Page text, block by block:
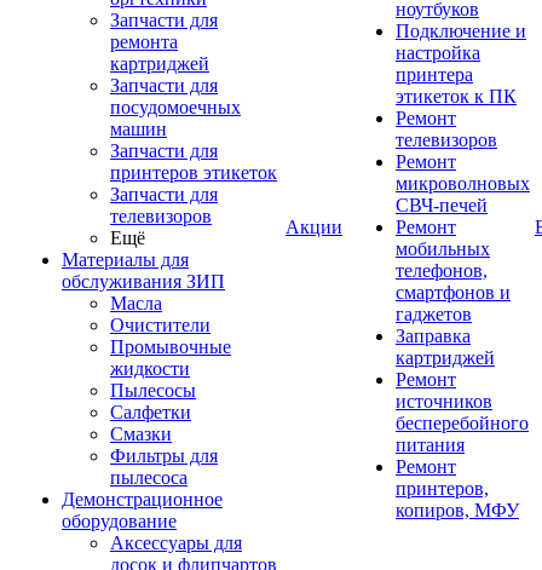
Запчасти для
ремонта
картриджей
Запчасти для
посудомоечных
машин
Запчасти для
принтеров этикеток
Запчасти для
телевизоров
Ещё
Материалы для
обслуживания ЗИП
Масла
Очистители
Промывочные
жидкости
Пылесосы
Салфетки
Смазки
Фильтры для
пылесоса
Демонстрационное
оборудование
Аксессуары для
досок и флипчартов
Акции
ноутбуков
Подключение и
настройка
принтера
этикеток к ПК
Ремонт
телевизоров
Ремонт
микроволновых
СВЧ-печей
Ремонт
мобильных
телефонов,
смартфонов и
гаджетов
Заправка
картриджей
Ремонт
источников
бесперебойного
питания
Ремонт
принтеров,
копиров, МФУ